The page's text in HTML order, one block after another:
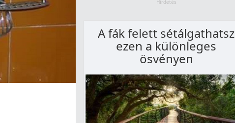
A fák felett sétálgathatsz
ezen a különleges
ösvényen